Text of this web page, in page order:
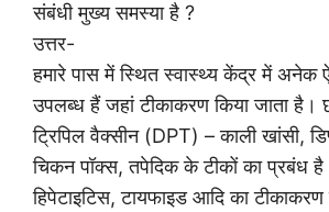
संबंधी मुख्य समस्या है ?
उत्तर-
हमारे पास में स्थित स्वास्थ्य केंद्र में अनेक
उपलब्ध हैं जहां टीकाकरण किया जाता है।
ट्रिपिल वैक्सीन (DPT) – काली खांसी,
चिकन पॉक्स, तपेदिक के टीकों का प्रबंध
हिपेटाइटिस, टायफाइड आदि का टीकाकरण